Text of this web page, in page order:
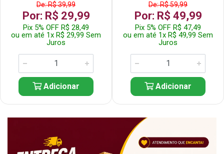
De: R$ 39,99
Por: R$ 29,99
Pix 5% OFF R$ 28,49
ou em até 1x R$ 29,99 Sem
Juros
Adicionar
De: R$ 59,99
Por: R$ 49,99
Pix 5% OFF R$ 47,49
ou em até 1x R$ 49,99 Sem
Juros
Adicionar